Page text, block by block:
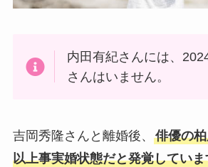
内田有紀さんには、
さんはいません。
吉岡秀隆さんと離婚後、 俳優の
以上事実婚状態だと発覚していま